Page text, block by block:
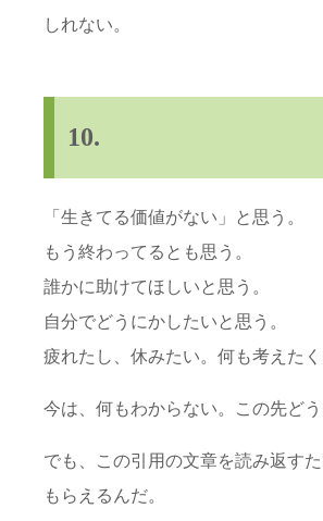
しれない。
10.
「生きてる価値がない」と思う。
もう終わってるとも思う。
誰かに助けてほしいと思う。
自分でどうにかしたいと思う。
疲れたし、休みたい。何も考えたく
今は、何もわからない。この先どう
でも、この引用の文章を読み返す
もらえるんだ。